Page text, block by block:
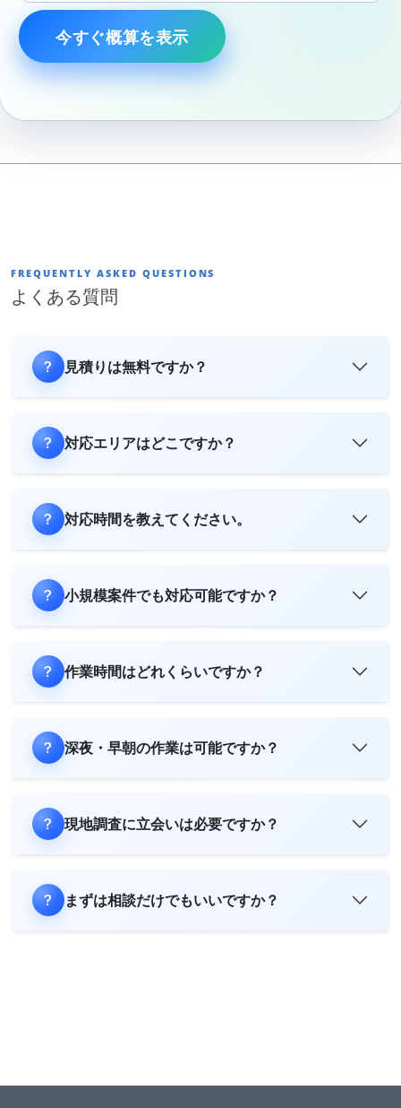
今すぐ概算を表示
FREQUENTLY ASKED QUESTIONS
よくある質問
見積りは無料ですか？
対応エリアはどこですか？
対応時間を教えてください。
小規模案件でも対応可能ですか？
作業時間はどれくらいですか？
深夜・早朝の作業は可能ですか？
現地調査に立会いは必要ですか？
まずは相談だけでもいいですか？